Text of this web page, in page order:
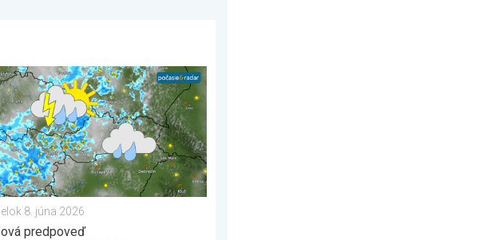
. . sobota 1. augusta 2026
prestávka v počasí sa skončila. 3-dňová predpoveď. . . pondelok 8. júna 2026
8. júna 2026
predpoveď